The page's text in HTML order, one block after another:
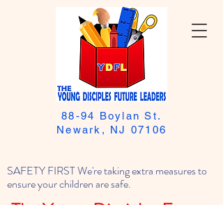
SAFETY FIRST We're taking extra measures to
ensure your children are safe.
88-94 Boylan St.
Newark, NJ 07106